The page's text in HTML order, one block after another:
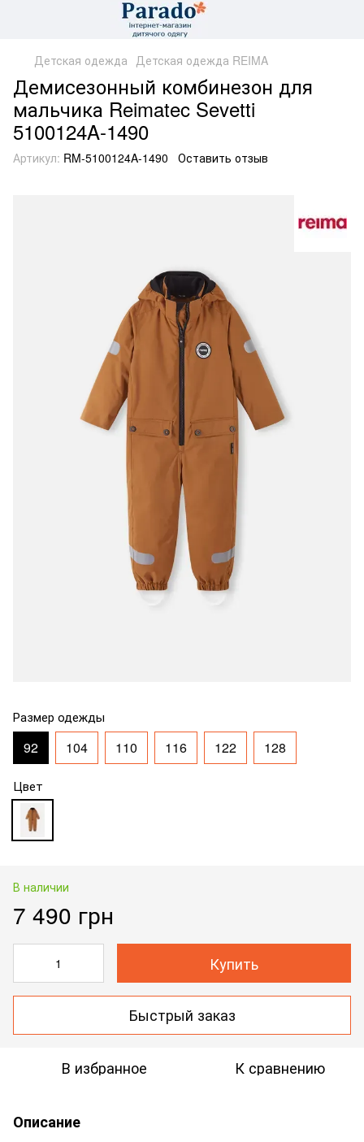
Детская одежда Детская одежда REIMA
Демисезонный комбинезон для
мальчика Reimatec Sevetti
5100124A-1490
Артикул: RM-5100124A-1490 Оставить отзыв
Размер одежды
92 104 110 116 122 128
Цвет
В наличии
7 490 грн
Купить
Быстрый заказ
В избранное К сравнению
Описание